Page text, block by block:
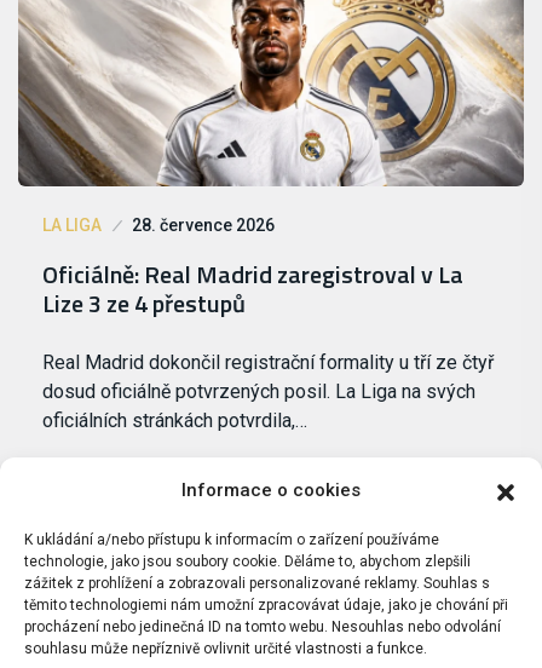
Informace o cookies
K ukládání a/nebo přístupu k informacím o zařízení používáme
technologie, jako jsou soubory cookie. Děláme to, abychom zlepšili
zážitek z prohlížení a zobrazovali personalizované reklamy. Souhlas s
těmito technologiemi nám umožní zpracovávat údaje, jako je chování při
procházení nebo jedinečná ID na tomto webu. Nesouhlas nebo odvolání
souhlasu může nepříznivě ovlivnit určité vlastnosti a funkce.
LA LIGA 28. července 2026
Oficiálně: Real Madrid zaregistroval v La
Lize 3 ze 4 přestupů
Real Madrid dokončil registrační formality u tří ze čtyř
dosud oficiálně potvrzených posil. La Liga na svých
oficiálních stránkách potvrdila,…